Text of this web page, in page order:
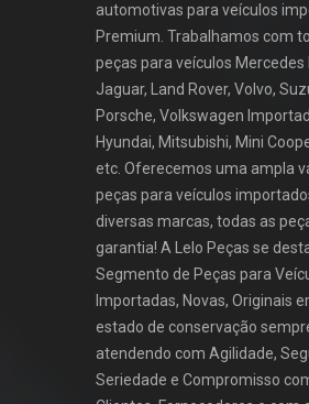
automotivas para veículos
Premium. Trabalhamos com
peças para veículos Mercedes
Jaguar, Land Rover, Volvo,
Porsche, Volkswagen
Hyundai, Mitsubishi, Mini
etc. Oferecemos uma ampla
peças para veículos
diversas marcas, todas as
garantia! A Lelo Peças se
Segmento de Peças para
Importadas, Novas, Originais
estado de conservação
atendendo com Agilidade,
Seriedade e Compromisso